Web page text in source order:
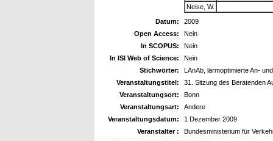
Neise, W.
Datum:
2009
Open Access:
Nein
In SCOPUS:
Nein
In ISI Web of Science:
Nein
Stichwörter:
LAnAb, lärmoptimierte An-
Veranstaltungstitel:
31. Sitzung des Beratenden
Veranstaltungsort:
Bonn
Veranstaltungsart:
Andere
Veranstaltungsdatum:
1 Dezember 2009
Veranstalter :
Bundesministerium für